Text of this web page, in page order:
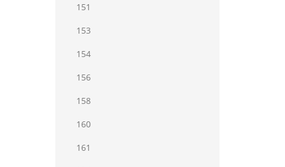
151
153
154
156
158
160
161